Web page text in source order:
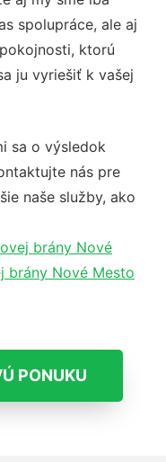
spolupráce, ale aj
ktorú
ju vyriešiť k vašej
sa o výsledok
nás pre
naše služby, ako
brány Nové
brány Nové Mesto
PONUKU